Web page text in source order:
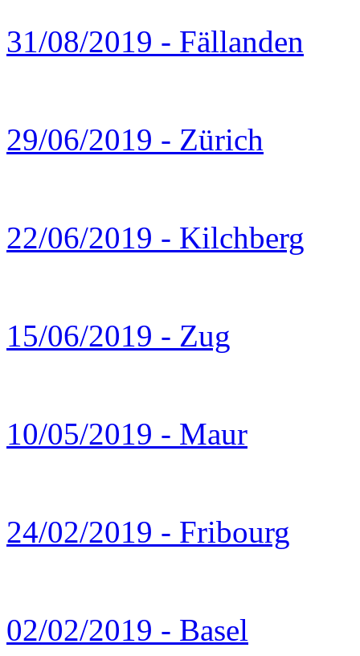
31/08/2019 - Fällanden
29/06/2019 - Zürich
22/06/2019 - Kilchberg
15/06/2019 - Zug
10/05/2019 - Maur
24/02/2019 - Fribourg
02/02/2019 - Basel